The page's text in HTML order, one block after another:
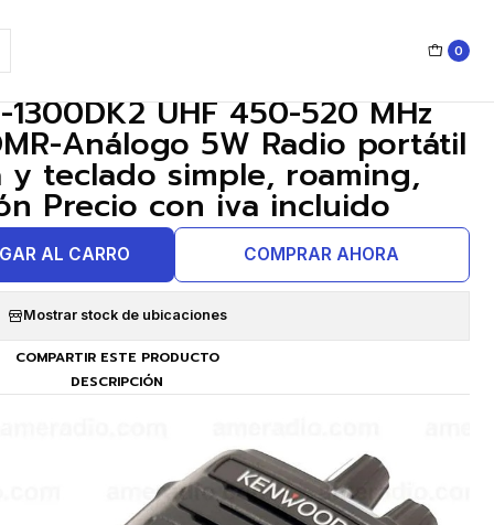
0
UHF 450-520 MHz
Análogo 5W Radio portátil
teclado simple, roaming,
Precio con iva incluido
AL CARRO COMPRAR AHORA
Mostrar stock de ubicaciones
COMPARTIR ESTE PRODUCTO
DESCRIPCIÓN